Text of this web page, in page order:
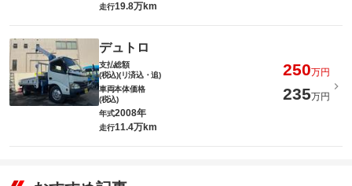
走行19.8万km
デュトロ
支払総額
(税込)(リ済込・追)
250万円
車両本体価格
(税込)
235万円
年式2008年
走行11.4万km